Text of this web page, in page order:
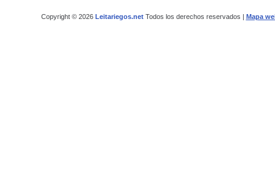
Copyright © 2026 Leitariegos.netTodos los derechos reservados | Mapa